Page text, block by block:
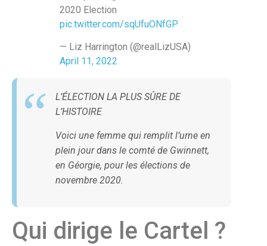
2020 Election
pic.twitter.com/sqUfuONfGP
— Liz Harrington (@realLizUSA)
April 11, 2022
L’ÉLECTION LA PLUS SÛRE DE
L’HISTOIRE
Voici une femme qui remplit l’urne en
plein jour dans le comté de Gwinnett,
en Géorgie, pour les élections de
novembre 2020.
Qui dirige le Cartel ?